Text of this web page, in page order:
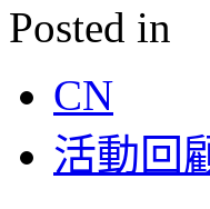
Posted in
CN
活動回